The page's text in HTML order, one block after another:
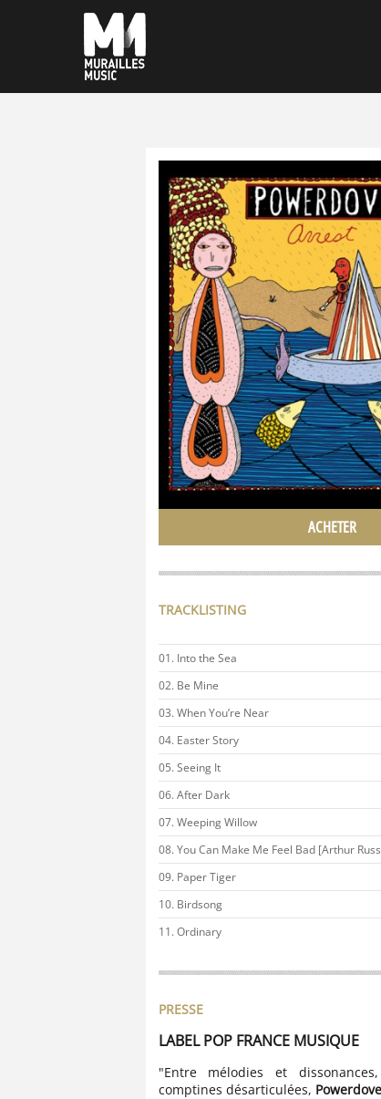
ACHETER
TRACKLISTING
Into the Sea
Be Mine
When You’re Near
Easter Story
Seeing It
After Dark
Weeping Willow
You Can Make Me Feel Bad [Arthur
Paper Tiger
Birdsong
Ordinary
PRESSE
LABEL POP FRANCE MUSIQUE
"Entre mélodies et
comptines désarticulées, Powerdove